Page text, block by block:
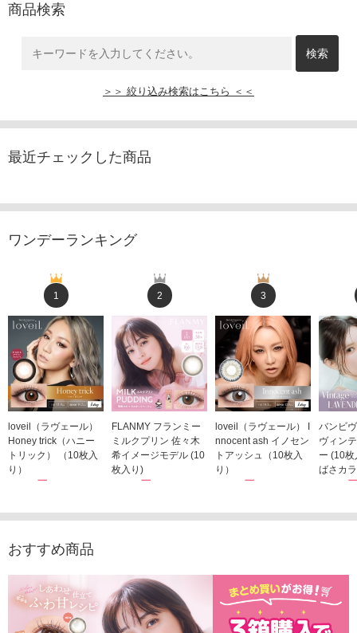
商品検索
＞＞ 絞り込み検索はこちら ＜＜
最近チェックした商品
ワンデーランキング
1
loveil（ラヴェール）
Honey trick（ハニー
トリック） （10枚入
り）
1,760円
2
FLANMY フランミー
ミルクプリン 佐々木
希イメージモデル (10
枚入り)
1,815円
3
loveil（ラヴェール） I
nnocent ash イノセン
トアッシュ（10枚入
り）
1,760円
バンビ
ヴィン
ー (10
ばさカ
1,848
おすすめ商品